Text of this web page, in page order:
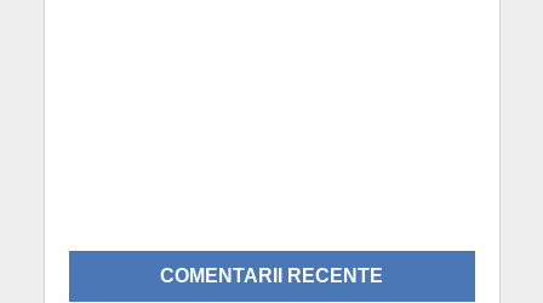
COMENTARII RECENTE